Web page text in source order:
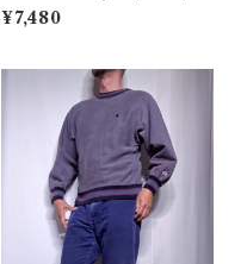
ワーク 2way トップス 古着
¥7,480